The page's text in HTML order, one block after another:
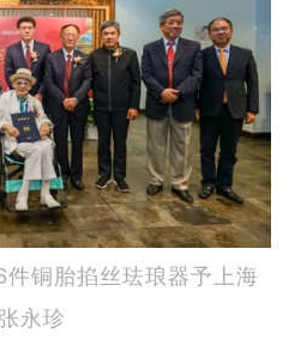
铜胎掐丝珐琅器予上海
永珍